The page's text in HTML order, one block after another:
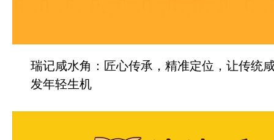
瑞记咸水角：匠心传承，精准定位，让传统
发年轻生机